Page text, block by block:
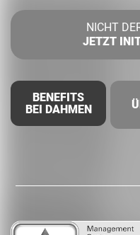
NICHT
JETZT
BENEFITS
BEI DAHMEN